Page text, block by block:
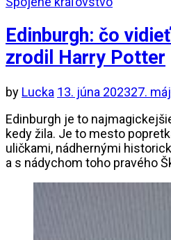
Edinburgh: čo
zrodil Harry Potter
by Lucka 13. júna 202327.
Edinburgh je to
kedy žila. Je to mesto
uličkami, nádhernými
a s nádychom toho pravého